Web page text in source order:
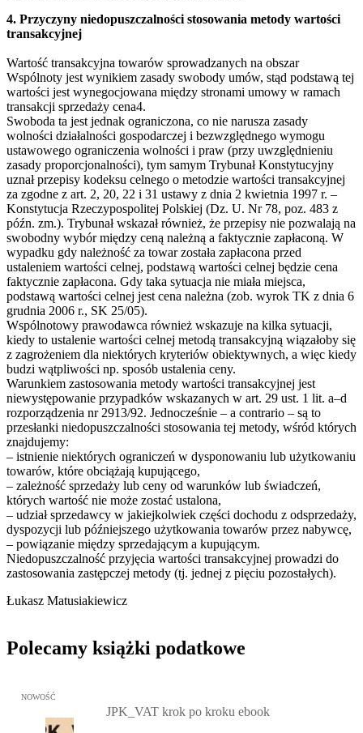
4. Przyczyny niedopuszczalności stosowania metody wartości
transakcyjnej
Wartość transakcyjna towarów sprowadzanych na obszar
Wspólnoty jest wynikiem zasady swobody umów, stąd podstawą tej
wartości jest wynegocjowana między stronami umowy w ramach
transakcji sprzedaży cena4.
Swoboda ta jest jednak ograniczona, co nie narusza zasady
wolności działalności gospodarczej i bezwzględnego wymogu
ustawowego ograniczenia wolności i praw (przy uwzględnieniu
zasady proporcjonalności), tym samym Trybunał Konstytucyjny
uznał przepisy kodeksu celnego o metodzie wartości transakcyjnej
za zgodne z art. 2, 20, 22 i 31 ustawy z dnia 2 kwietnia 1997 r. –
Konstytucja Rzeczypospolitej Polskiej (Dz. U. Nr 78, poz. 483 z
późn. zm.). Trybunał wskazał również, że przepisy nie pozwalają na
swobodny wybór między ceną należną a faktycznie zapłaconą. W
wypadku gdy należność za towar została zapłacona przed
ustaleniem wartości celnej, podstawą wartości celnej będzie cena
faktycznie zapłacona. Gdy taka sytuacja nie miała miejsca,
podstawą wartości celnej jest cena należna (zob. wyrok TK z dnia 6
grudnia 2006 r., SK 25/05).
Wspólnotowy prawodawca również wskazuje na kilka sytuacji,
kiedy to ustalenie wartości celnej metodą transakcyjną wiązałoby się
z zagrożeniem dla niektórych kryteriów obiektywnych, a więc kiedy
budzi wątpliwości np. sposób ustalenia ceny.
Warunkiem zastosowania metody wartości transakcyjnej jest
niewystępowanie przypadków wskazanych w art. 29 ust. 1 lit. a–d
rozporządzenia nr 2913/92. Jednocześnie – a contrario – są to
przesłanki niedopuszczalności stosowania tej metody, wśród których
znajdujemy:
– istnienie niektórych ograniczeń w dysponowaniu lub użytkowaniu
towarów, które obciążają kupującego,
– zależność sprzedaży lub ceny od warunków lub świadczeń,
których wartość nie może zostać ustalona,
– udział sprzedawcy w jakiejkolwiek części dochodu z odsprzedaży,
dyspozycji lub późniejszego użytkowania towarów przez nabywcę,
– powiązanie między sprzedającym a kupującym.
Niedopuszczalność przyjęcia wartości transakcyjnej prowadzi do
zastosowania zastępczej metody (tj. jednej z pięciu pozostałych).
Łukasz Matusiakiewicz
Polecamy książki podatkowe
Przejdź do: JPK_VAT krok po kroku ebook, Patrycja Kubiesa -
NOWOŚĆ
JPK_VAT krok po kroku ebook